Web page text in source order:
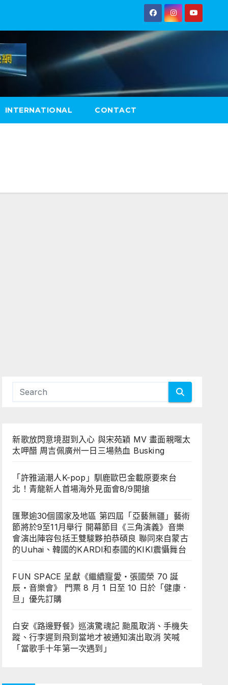
INTERNATIONAL CONTACT
新歌放閃意境甜到入心 與宋苑穎 MV 畫面親暱太
太呷醋 周吉佩廣州一日三場熱血 Busking
「許雅涵潮人K-pop」馴鹿歐巴金載原要來台
北！青龍新人首場海外見面會8/9開搶
匯聚逾30個國家及地區 第四屆「亞藝無疆」藝術
節將於9至11月舉行 開幕節目《三角演義》音樂
會演出陣容包括王雙駿夥拍恭碩良 聯同來自蒙古
的Uuhai、韓國的KARDI和泰國的KIKI震懾舞台
FUN SPACE 呈獻《繼續寵愛・張國榮 70 誕
辰・音樂會》 門票 8 月 1 日至 10 日於「健康．
旦」優先訂購
白安《路邊野餐》巡演驚魂記 颱風取消、手機失
蹤、行李遲到飛到當地才被通知演出取消 笑喊
「當歌手十年第一次遇到」